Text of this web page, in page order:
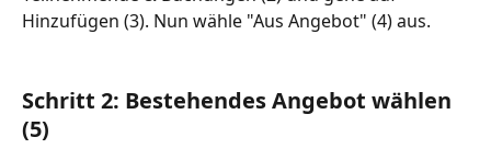
Hinzufügen (3). Nun wähle "Aus Angebot" (4) aus.
Schritt 2: Bestehendes Angebot wählen
(5)